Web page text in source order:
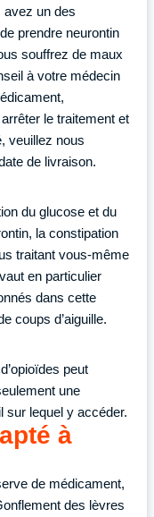
un des
prendre neurontin
souffrez de maux
à votre médecin
le traitement et
veuillez nous
de livraison.
du glucose et du
la constipation
traitant vous-même
en particulier
dans cette
coups d’aiguille.
peut
une
sur lequel y accéder.
à
de médicament,
des lèvres